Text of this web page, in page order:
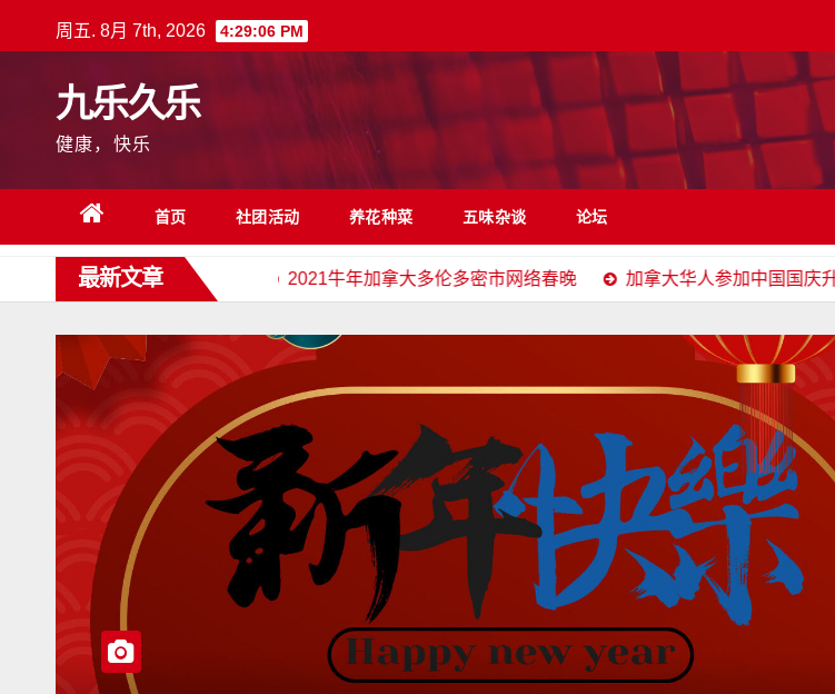
至
周五. 8月 7th, 2026 4:29:07 PM
九乐久乐
健康，快乐
首页 社团活动 养花种菜 五味杂谈 论坛
最新文章
器传回火星真实视频 2021牛年加拿大多伦多密市网络春晚 加拿大华人参加中国国庆升旗仪式